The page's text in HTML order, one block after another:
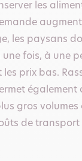
les
les paysans
fois, à une
prix bas.
également
gros volumes
de